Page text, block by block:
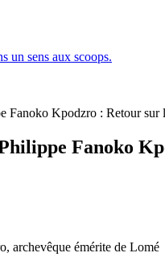
Fanoko Kpodzro : Retour sur
Fanoko
archevêque émérite de Lomé